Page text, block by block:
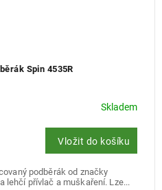
Spin 4535R
Skladem
Vložit do košíku
podběrák od značky
lehčí přívlač a muškaření. Lze...